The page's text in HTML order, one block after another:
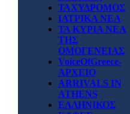
ΤΑΧΥΔΡΟΜΟΣ
ΙΑΤΡΙΚΑ ΝΕΑ
ΤΑ ΚΥΡΙΑ ΝΕΑ
ΤΗΣ
ΟΜΟΓΕΝΕΙΑΣ
VoiceOfGreece-
ΑΡΧΕΙΟ
ARRIVALS IN
ATHENS
ΕΛΛΗΝΙΚΟΣ